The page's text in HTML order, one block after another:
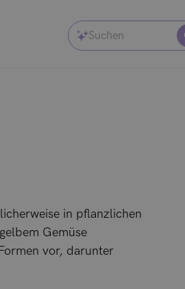
Suchen
in pflanzlichen
Gemüse
vor, darunter